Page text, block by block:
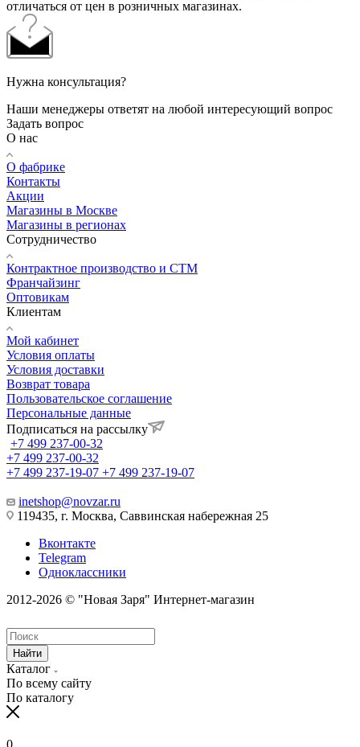
отличаться от цен в розничных магазинах.
Нужна консультация?
Наши менеджеры ответят на любой интересующий вопрос
Задать вопрос
О нас
О фабрике
Контакты
Акции
Магазины в Москве
Магазины в регионах
Сотрудничество
Контрактное производство и СТМ
Франчайзинг
Оптовикам
Клиентам
Мой кабинет
Условия оплаты
Условия доставки
Возврат товара
Пользовательское соглашение
Персональные данные
Подписаться на рассылку
+7 499 237-00-32
+7 499 237-00-32
+7 499 237-19-07 +7 499 237-19-07
inetshop@novzar.ru
119435, г. Москва, Саввинская набережная 25
Вконтакте
Telegram
Одноклассники
2012-2026 © "Новая Заря" Интернет-магазин
Найти
Каталог
По всему сайту
По каталогу